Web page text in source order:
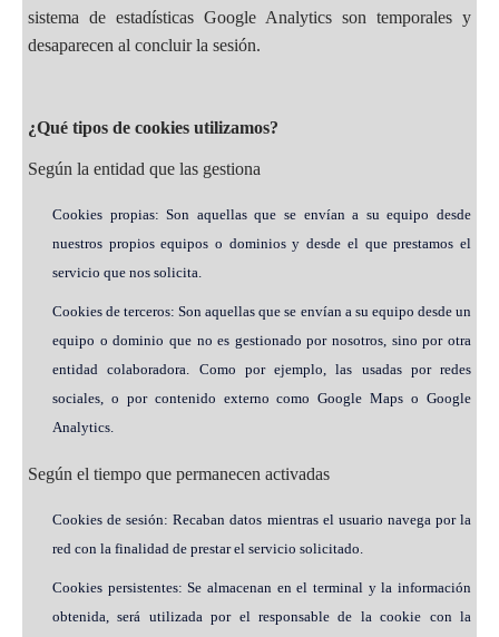
sistema de estadísticas Google Analytics son temporales y
desaparecen al concluir la sesión.
¿Qué tipos de cookies utilizamos?
Según la entidad que las gestiona
Cookies propias: Son aquellas que se envían a su equipo desde
nuestros propios equipos o dominios y desde el que prestamos el
servicio que nos solicita.
Cookies de terceros: Son aquellas que se envían a su equipo desde un
equipo o dominio que no es gestionado por nosotros, sino por otra
entidad colaboradora. Como por ejemplo, las usadas por redes
sociales, o por contenido externo como Google Maps o Google
Analytics.
Según el tiempo que permanecen activadas
Cookies de sesión: Recaban datos mientras el usuario navega por la
red con la finalidad de prestar el servicio solicitado.
Cookies persistentes: Se almacenan en el terminal y la información
obtenida, será utilizada por el responsable de la cookie con la